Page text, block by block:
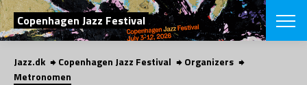
SEARCH
Copenhagen Jazz Festival
Danish
Jazz.dk Copenhagen Jazz Festival
Organizers
Metronomen